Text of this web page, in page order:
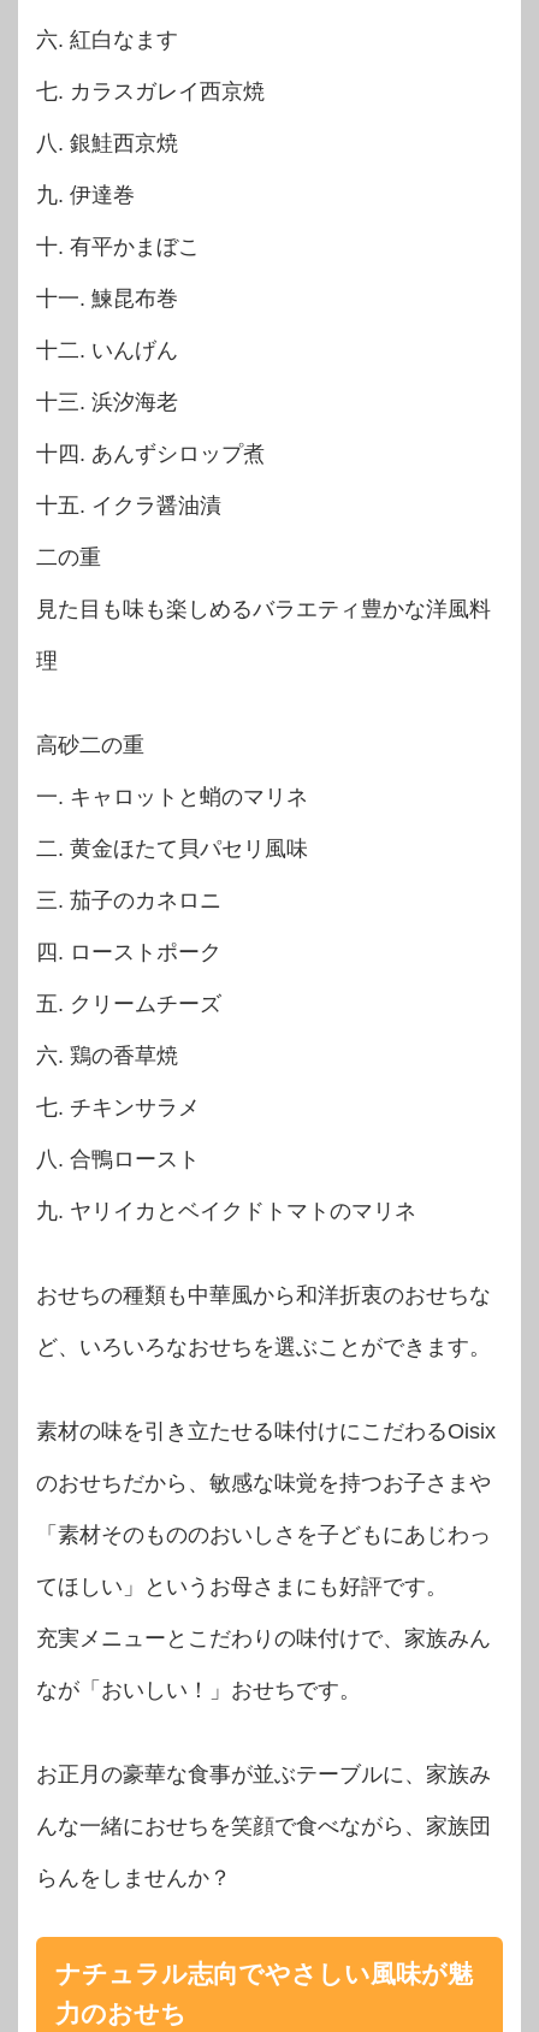
六. 紅白なます
七. カラスガレイ西京焼
八. 銀鮭西京焼
九. 伊達巻
十. 有平かまぼこ
十一. 鰊昆布巻
十二. いんげん
十三. 浜汐海老
十四. あんずシロップ煮
十五. イクラ醤油漬
二の重
見た目も味も楽しめるバラエティ豊かな洋風料
理
高砂二の重
一. キャロットと蛸のマリネ
二. 黄金ほたて貝パセリ風味
三. 茄子のカネロニ
四. ローストポーク
五. クリームチーズ
六. 鶏の香草焼
七. チキンサラメ
八. 合鴨ロースト
九. ヤリイカとベイクドトマトのマリネ
おせちの種類も中華風から和洋折衷のおせちな
ど、いろいろなおせちを選ぶことができます。
素材の味を引き立たせる味付けにこだわるOisix
のおせちだから、敏感な味覚を持つお子さまや
「素材そのもののおいしさを子どもにあじわっ
てほしい」というお母さまにも好評です。
充実メニューとこだわりの味付けで、家族みん
なが「おいしい！」おせちです。
お正月の豪華な食事が並ぶテーブルに、家族み
んな一緒におせちを笑顔で食べながら、家族団
らんをしませんか？
ナチュラル志向でやさしい風味が魅
力のおせち